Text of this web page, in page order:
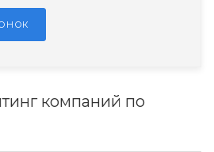
компаний по